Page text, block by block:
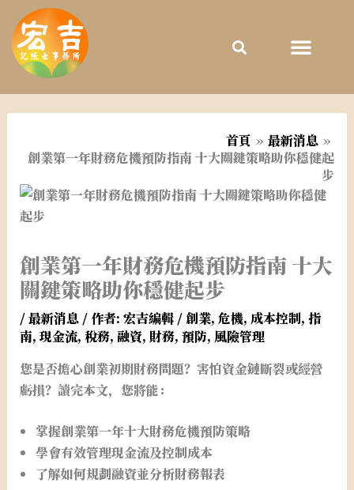
內
容
首頁
最新消息
創業第一年財務危機預防指南 十大關鍵策略助你穩健起
步
創業第一年財務危機預防指南 十大
關鍵策略助你穩健起步
/最新消息/ 作者: 宏吉編輯 /創業, 危機, 成本控制, 指
南, 現金流, 稅務, 融資, 財務, 預防, 風險管理
您是否擔心創業初期財務問題？害怕資金鏈斷裂或經營
虧損？讀完本文，您將能：
掌握創業第一年十大財務危機預防策略
學會有效管理現金流及控制成本
了解如何規劃融資並分析財務報表